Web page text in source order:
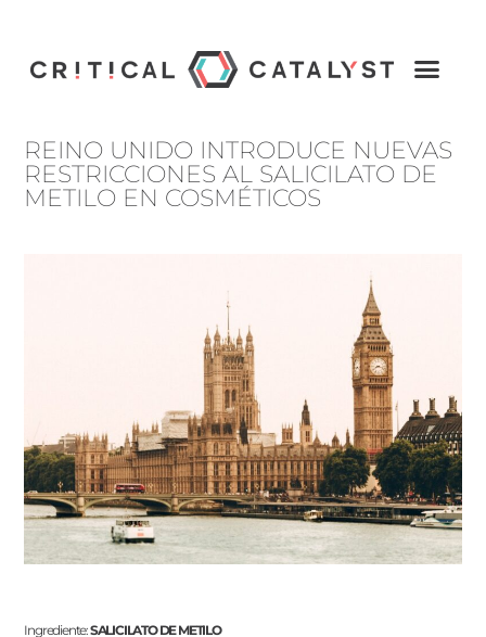
REINO UNIDO INTRODUCE NUEVAS
RESTRICCIONES AL SALICILATO DE
METILO EN COSMÉTICOS
Ingrediente:SALICILATO DE METILO